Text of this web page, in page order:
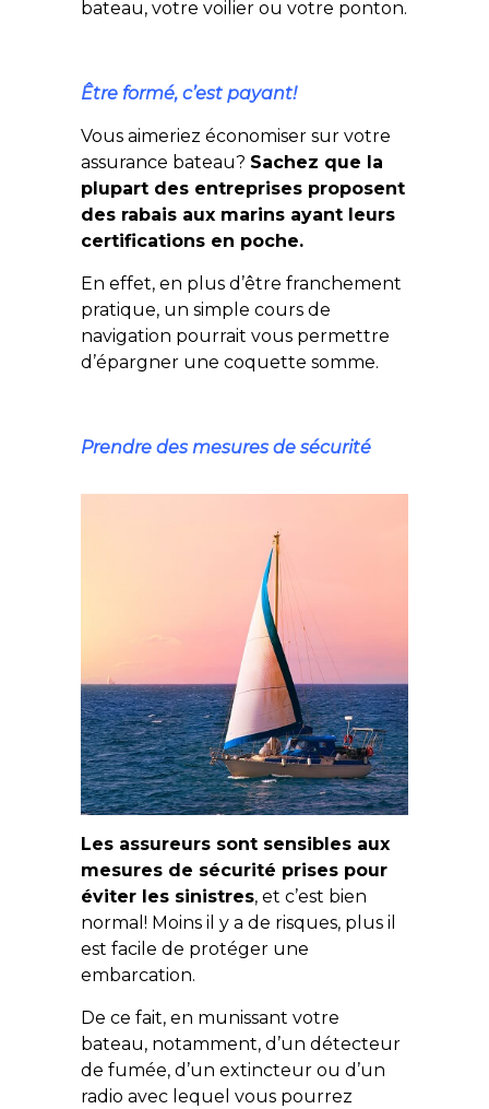
bateau, votre voilier ou votre ponton.
Être formé, c’est payant!
Vous aimeriez économiser sur votre
assurance bateau? Sachez que la
plupart des entreprises proposent
des rabais aux marins ayant leurs
certifications en poche.
En effet, en plus d’être franchement
pratique, un simple cours de
navigation pourrait vous permettre
d’épargner une coquette somme.
Prendre des mesures de sécurité
Les assureurs sont sensibles aux
mesures de sécurité prises pour
éviter les sinistres, et c’est bien
normal! Moins il y a de risques, plus il
est facile de protéger une
embarcation.
De ce fait, en munissant votre
bateau, notamment, d’un détecteur
de fumée, d’un extincteur ou d’un
radio avec lequel vous pourrez